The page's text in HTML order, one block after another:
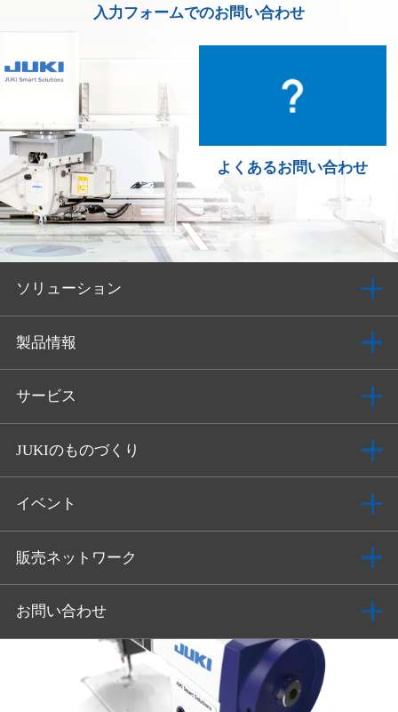
入力フォームでのお問い合わせ
よくあるお問い合わせ
ソリューション
製品情報
サービス
JUKIのものづくり
イベント
販売ネットワーク
お問い合わせ